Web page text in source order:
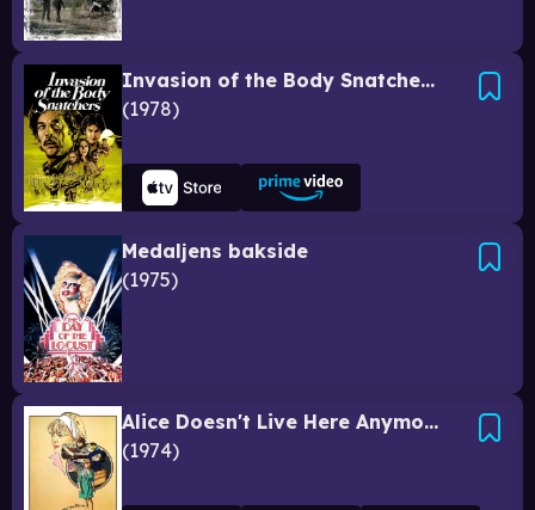
Invasion of the Body Snatchers (1978)
1978
Medaljens bakside
1975
Alice Doesn't Live Here Anymore
1974